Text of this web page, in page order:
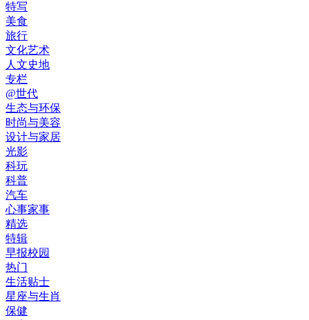
特写
美食
旅行
文化艺术
人文史地
专栏
@世代
生态与环保
时尚与美容
设计与家居
光影
科玩
科普
汽车
心事家事
精选
特辑
早报校园
热门
生活贴士
星座与生肖
保健